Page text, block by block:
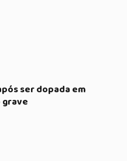
ser dopada em